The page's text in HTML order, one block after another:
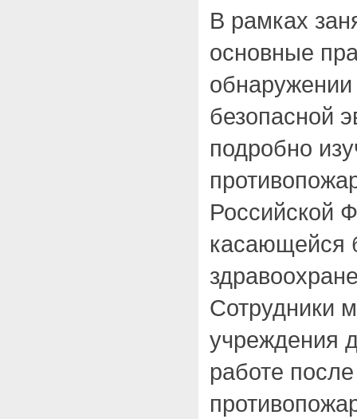
В рамках
основные
безопасной
подробно
Российской
касающейся
Сотрудники
учреждения
работе